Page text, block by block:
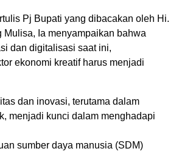
Pj Bupati yang dibacakan oleh Hi.
Mulisa, Ia menyampaikan bahwa
dan digitalisasi saat ini,
ekonomi kreatif harus menjadi
dan inovasi, terutama dalam
menjadi kunci dalam menghadapi
sumber daya manusia (SDM)